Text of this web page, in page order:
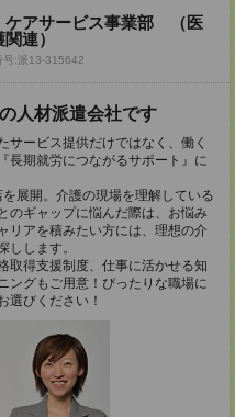
アサービス事業部 （医
連）
号:派13-315642
人材派遣会社です
サービス提供だけではなく、働く
長期就労につながるサポート』に
展開。介護の現場を理解している
のギャップに悩んだ際は、お悩み
リアを積みたい方には、理想の介
しします。
取得支援制度、仕事に活かせる知
ングもご用意！ぴったりな職場に
選びください！